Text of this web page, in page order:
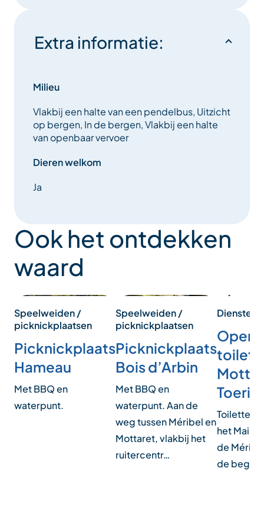
Extra informatie:
Milieu
Vlakbij een halte van een pendelbus, Uitzicht
op bergen, In de bergen, Vlakbij een halte
van openbaar vervoer
Dieren welkom
Ja
Ook het ontdekken
waard
Speelweiden /
picknickplaatsen
Picknickplaats
Hameau
Met BBQ en
waterpunt.
Speelweiden /
picknickplaatsen
Picknickplaats
Bois d’Arbin
Met BBQ en
waterpunt. Aan de
weg tussen Méribel en
Mottaret, vlakbij het
ruitercentr…
Diensten
Toiletten
het
de
de